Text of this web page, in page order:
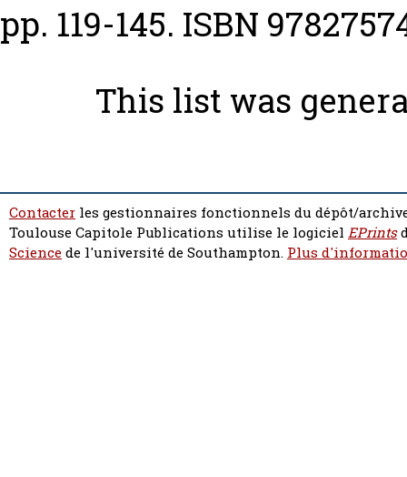
pp. 119-145. ISBN
This list was
Contacter les gestionnaires fonctionnels du dépôt/
Toulouse Capitole Publications utilise le logiciel EPrints
Sciencede l'université de Southampton. Plus